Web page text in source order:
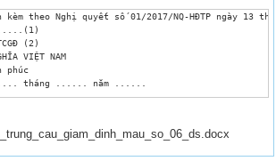
kèm theo Nghị quyết số 01/2017/NQ-HĐTP ngày 13
(2)
VIỆT NAM
phúc
tháng ...... năm ......
102 và 103 của Bộ luật tố tụng dân sự;